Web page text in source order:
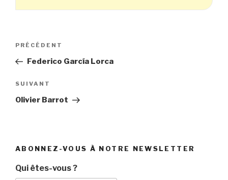
Navigation
l’article
Article
précédent
PRÉCÉDENT
Federico García Lorca
Article
suivant
SUIVANT
Olivier Barrot
ABONNEZ-VOUS À NOTRE NEWSLETTER
Qui êtes-vous ?